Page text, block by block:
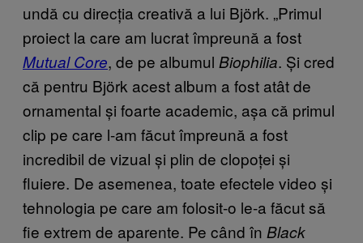
undă cu direcția creativă a lui Björk. „Primul
proiect la care am lucrat împreună a fost
Mutual Core, de pe albumul Biophilia. Și cred
că pentru Björk acest album a fost atât de
ornamental și foarte academic, așa că primul
clip pe care l-am făcut împreună a fost
incredibil de vizual și plin de clopoței și
fluiere. De asemenea, toate efectele video și
tehnologia pe care am folosit-o le-a făcut să
fie extrem de aparente. Pe când în Black